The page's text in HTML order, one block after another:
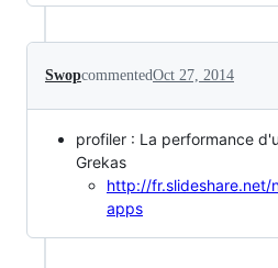
SwopcommentedOct 27, 2014
profiler : La performance
Grekas
http://
apps